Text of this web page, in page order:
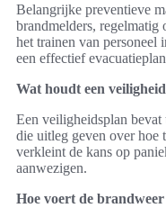
Belangrijke preventieve
brandmelders, regelmatig
het trainen van personeel
een effectief
Wat houdt een
Een veiligheidsplan
die uitleg geven over hoe
verkleint de kans op
aanwezigen.
Hoe voert de